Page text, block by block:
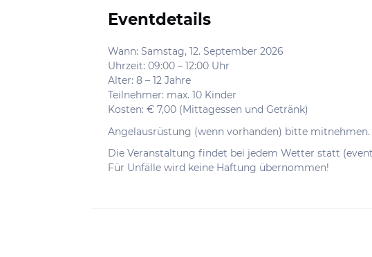
Informationen
Eventdetails
Wann: Samstag, 12. September 2026
Uhrzeit: 09:00 – 12:00 Uhr
Alter: 8 – 12 Jahre
Teilnehmer: max. 10 Kinder
Kosten: € 7,00 (Mittagessen und Getränk)
Angelausrüstung (wenn vorhanden) bitte mitnehmen.
Die Veranstaltung findet bei jedem Wetter statt
Für Unfälle wird keine Haftung übernommen!